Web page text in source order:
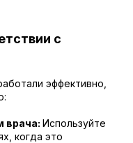
с
эффективно,
врача: Используйте
когда это